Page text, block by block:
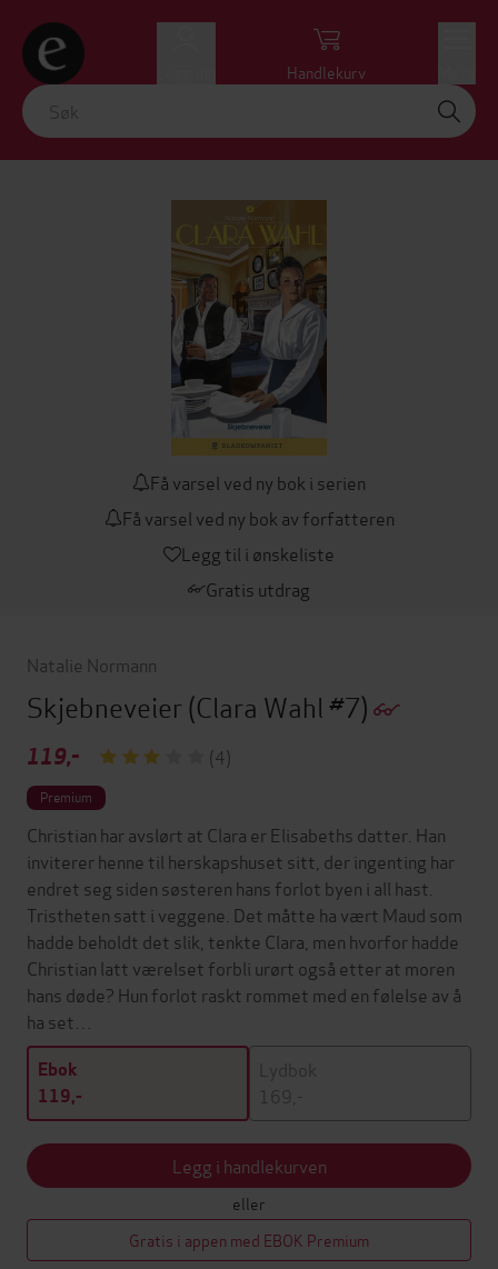
Handlekurv
Få varsel ved ny bok i serien
Få varsel ved ny bok av forfatteren
Legg til i ønskeliste
Gratis utdrag
Natalie Normann
Skjebneveier(Clara Wahl #7)
119,- (4)
Premium
Christian har avslørt at Clara er Elisabeths datter. Han
inviterer henne til herskapshuset sitt, der ingenting har
endret seg siden søsteren hans forlot byen i all hast.
Tristheten satt i veggene. Det måtte ha vært Maud som
hadde beholdt det slik, tenkte Clara, men hvorfor hadde
Christian latt værelset forbli urørt også etter at moren
hans døde? Hun forlot raskt rommet med en følelse av å
ha set…
Ebok
119,-
Lydbok
169,-
Legg i handlekurven
eller
Gratis i appen med EBOK Premium